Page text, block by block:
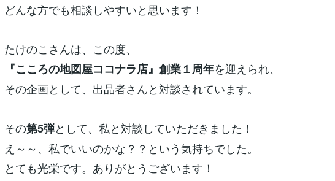
どんな方でも相談しやすいと思います！
たけのこさんは、この度、
『こころの地図屋ココナラ店』創業１周年を迎えられ、
その企画として、出品者さんと対談されています。
その第5弾として、私と対談していただきました！
え～～、私でいいのかな？？という気持ちでした。
とても光栄です。ありがとうございます！